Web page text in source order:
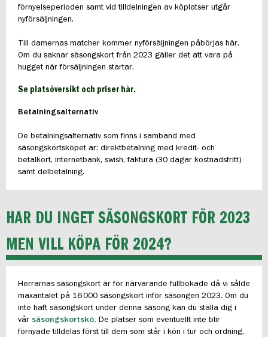
förnyelseperioden samt vid tilldelningen av köplatser utgår
nyförsäljningen.
Till damernas matcher kommer nyförsäljningen påbörjas här.
Om du saknar säsongskort från 2023 gäller det att vara på
hugget när försäljningen startar.
Se platsöversikt och priser här.
Betalningsalternativ
De betalningsalternativ som finns i samband med
säsongskortsköpet är: direktbetalning med kredit- och
betalkort, internetbank, swish, faktura (30 dagar kostnadsfritt)
samt delbetalning.
HAR DU INGET SÄSONGSKORT FÖR 2023
MEN VILL KÖPA FÖR 2024?
Herrarnas säsongskort är för närvarande fullbokade då vi sålde
maxantalet på 16 000 säsongskort inför säsongen 2023. Om du
inte haft säsongskort under denna säsong kan du ställa dig i
vår säsongskortskö. De platser som eventuellt inte blir
förnyade tilldelas först till dem som står i kön i tur och ordning.